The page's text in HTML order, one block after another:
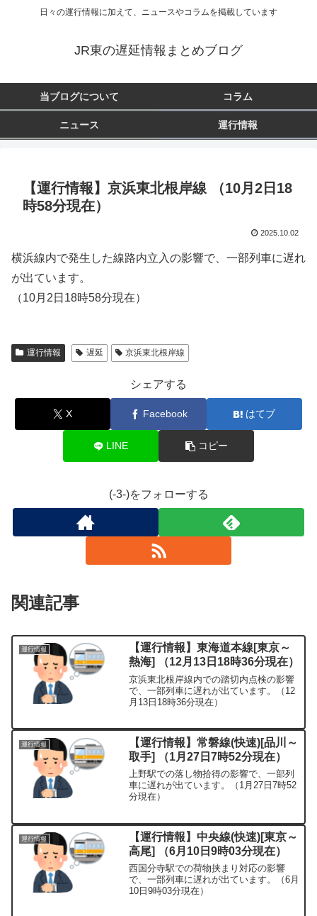
日々の運行情報に加えて、ニュースやコラムを掲載しています
JR東の遅延情報まとめブログ
当ブログについて コラム
ニュース 運行情報
【運行情報】京浜東北根岸線 （10月2日18
時58分現在）
2025.10.02
横浜線内で発生した線路内立入の影響で、一部列車に遅れ
が出ています。
（10月2日18時58分現在）
運行情報 遅延 京浜東北根岸線
シェアする
X Facebook はてブ
LINE コピー
(-3-)をフォローする
関連記事
運行情報
【運行情報】東海道本線[東京～
熱海] （12月13日18時36分現在）
京浜東北根岸線内での踏切内点検の影響
で、一部列車に遅れが出ています。（12
月13日18時36分現在）
運行情報
【運行情報】常磐線(快速)[品川～
取手] （1月27日7時52分現在）
上野駅での落し物拾得の影響で、一部列
車に遅れが出ています。（1月27日7時52
分現在）
運行情報
【運行情報】中央線(快速)[東京～
高尾] （6月10日9時03分現在）
西国分寺駅での荷物挟まり対応の影響
で、一部列車に遅れが出ています。（6月
10日9時03分現在）